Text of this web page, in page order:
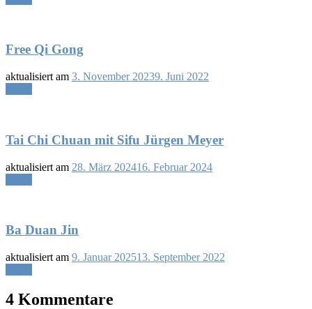
Free Qi Gong
aktualisiert am 3. November 20239. Juni 2022
Tai Chi Chuan mit Sifu Jürgen Meyer
aktualisiert am 28. März 202416. Februar 2024
Ba Duan Jin
aktualisiert am 9. Januar 202513. September 2022
4 Kommentare